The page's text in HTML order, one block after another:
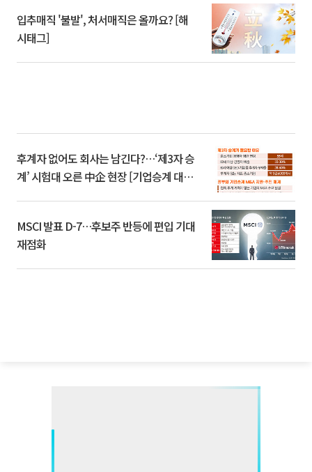
입추매직 '불발', 처서매직은 올까요? [해
시태그]
후계자 없어도 회사는 남긴다?…‘제3자 승
계’ 시험대 오른 中企 현장 [기업승계 대전
MSCI 발표 D-7…후보주 반등에 편입 기대
재점화